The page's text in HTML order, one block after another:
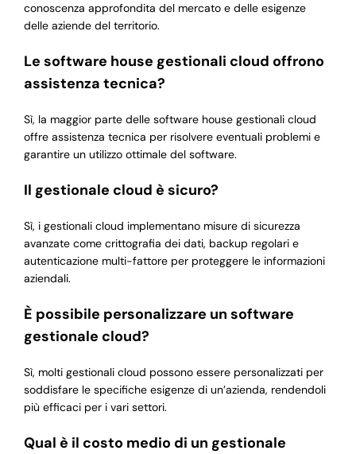
conoscenza approfondita del mercato e delle esigenze
delle aziende del territorio.
Le software house gestionali cloud offrono
assistenza tecnica?
Sì, la maggior parte delle software house gestionali cloud
offre assistenza tecnica per risolvere eventuali problemi e
garantire un utilizzo ottimale del software.
Il gestionale cloud è sicuro?
Sì, i gestionali cloud implementano misure di sicurezza
avanzate come crittografia dei dati, backup regolari e
autenticazione multi-fattore per proteggere le informazioni
aziendali.
È possibile personalizzare un software
gestionale cloud?
Sì, molti gestionali cloud possono essere personalizzati per
soddisfare le specifiche esigenze di un’azienda, rendendoli
più efficaci per i vari settori.
Qual è il costo medio di un gestionale